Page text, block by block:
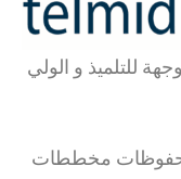
للتلميذ و الولي
محفوظات مخططات